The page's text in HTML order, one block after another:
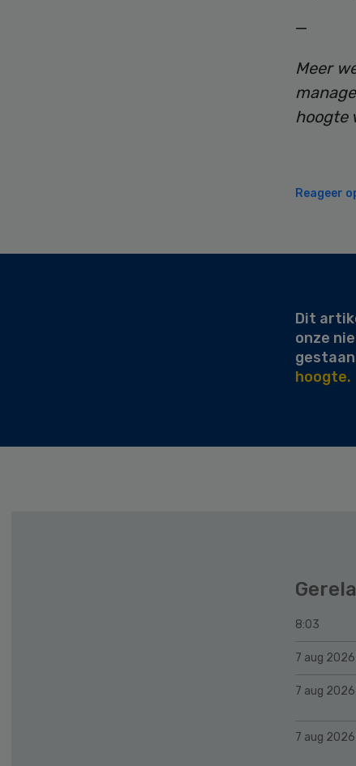
—
Meer
hoogte
Reageer
Secondary
Dit
onze
hoogte.
8:03
7 aug 2026
7 aug 2026
7 aug 2026